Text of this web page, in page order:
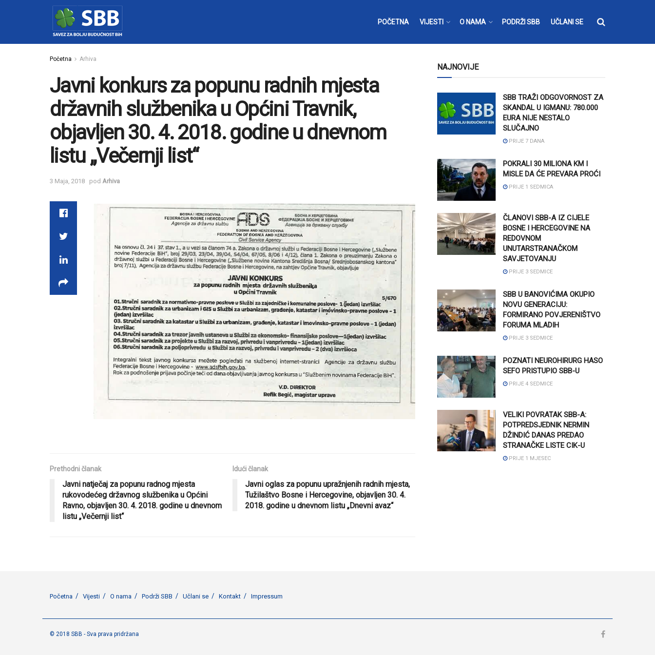
POČETNA VIJESTI O NAMA PODRŽI SBB UČLANI SE
Početna Arhiva
Javni konkurs za popunu radnih mjesta
državnih službenika u Općini Travnik,
objavljen 30. 4. 2018. godine u dnevnom
listu „Večernji list“
3 Maja, 2018 pod Arhiva
Prethodni članak
Javni natječaj za popunu radnog mjesta
rukovodećeg državnog službenika u Općini
Ravno, objavljen 30. 4. 2018. godine u dnevnom
listu „Večernji list“
Idući članak
Javni oglas za popunu upražnjenih radnih mjesta,
Tužilaštvo Bosne i Hercegovine, objavljen 30. 4.
2018. godine u dnevnom listu „Dnevni avaz“
NAJNOVIJE
SBB TRAŽI ODGOVORNOST ZA
SKANDAL U IGMANU: 780.000
EURA NIJE NESTALO
SLUČAJNO
PRIJE 7 DANA
POKRALI 30 MILIONA KM I
MISLE DA ĆE PREVARA PROĆI
PRIJE 1 SEDMICA
ČLANOVI SBB-A IZ CIJELE
BOSNE I HERCEGOVINE NA
REDOVNOM
UNUTARSTRANAČKOM
SAVJETOVANJU
PRIJE 3 SEDMICE
SBB U BANOVIĆIMA OKUPIO
NOVU GENERACIJU:
FORMIRANO POVJERENIŠTVO
FORUMA MLADIH
PRIJE 3 SEDMICE
POZNATI NEUROHIRURG HASO
SEFO PRISTUPIO SBB-U
PRIJE 4 SEDMICE
VELIKI POVRATAK SBB-A:
POTPREDSJEDNIK NERMIN
DŽINDIĆ DANAS PREDAO
STRANAČKE LISTE CIK-U
PRIJE 1 MJESEC
Početna Vijesti O nama Podrži SBB Učlani se Kontakt Impressum
© 2018 SBB - Sva prava pridržana